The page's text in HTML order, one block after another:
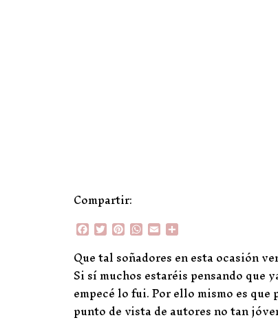
Compartir:
F
a
c
e
b
o
o
k
T
w
i
t
t
e
r
P
n
t
e
r
e
s
W
h
a
ts
A
p
p
E
m
a
i
l
m
p
a
r
t
i
Que tal soñadores en esta ocasión
Si sí muchos estaréis pensando que
empecé lo fui. Por ello mismo es
punto de vista de autores no tan